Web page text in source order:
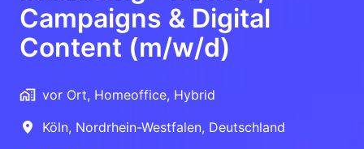
Campaigns & Digital
Content (m/w/d)
vor Ort, Homeoffice, Hybrid
Köln, Nordrhein-Westfalen, Deutschland